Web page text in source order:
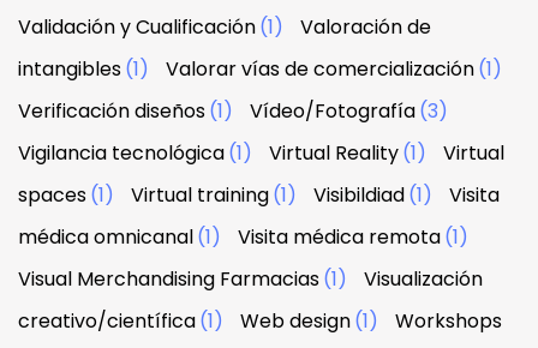
Validación y Cualificación(1)
Valoración de
intangibles(1) Valorar vías de comercialización(1)
Verificación diseños(1) Vídeo/Fotografía(3)
Vigilancia tecnológica(1) Virtual Reality(1)
Virtual
spaces(1) Virtual training(1) Visibildiad(1)
Visita
médica omnicanal(1) Visita médica remota(1)
Visual Merchandising Farmacias(1)
Visualización
creativo/científica(1) Web design(1)
Workshops